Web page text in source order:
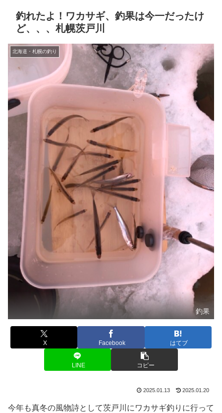
釣れたよ！ワカサギ、釣果は今一だったけ
ど、、、札幌茨戸川
北海道・札幌の釣り
釣果
X Facebook はてブ
LINE コピー
2025.01.13 2025.01.20
今年も真冬の風物詩として茨戸川にワカサギ釣りに行って